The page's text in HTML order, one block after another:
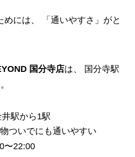
めには、 「通いやすさ」がと
国分寺店は、 国分寺駅
駅から1駅
ついでにも通いやすい
〜22:00